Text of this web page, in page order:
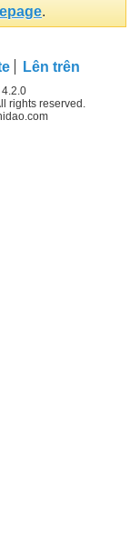
.
Lên trên
rights reserved.